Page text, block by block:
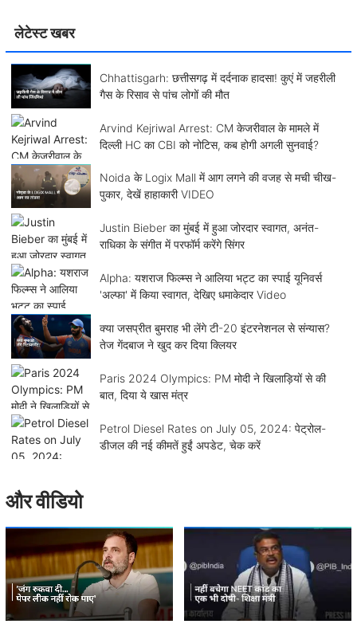
लेटेस्ट खबर
Chhattisgarh: छत्तीसगढ़ में दर्दनाक हादसा! कुएं में जहरीली
गैस के रिसाव से पांच लोगों की मौत
Arvind Kejriwal Arrest: CM केजरीवाल के मामले में
दिल्ली HC का CBI को नोटिस, कब होगी अगली सुनवाई?
Noida के Logix Mall में आग लगने की वजह से मची चीख-
पुकार, देखें हाहाकारी VIDEO
Justin Bieber का मुंबई में हुआ जोरदार स्वागत, अनंत-
राधिका के संगीत में परफॉर्म करेंगे सिंगर
Alpha: यशराज फिल्म्स ने आलिया भट्ट का स्पाई यूनिवर्स
'अल्फा' में किया स्वागत, देखिए धमाकेदार Video
क्या जसप्रीत बुमराह भी लेंगे टी-20 इंटरनेशनल से संन्यास?
तेज गेंदबाज ने खुद कर दिया क्लियर
Paris 2024 Olympics: PM मोदी ने खिलाड़ियों से की
बात, दिया ये खास मंत्र
Petrol Diesel Rates on July 05, 2024: पेट्रोल-
डीजल की नई कीमतें हुईं अपडेट, चेक करें
और वीडियो